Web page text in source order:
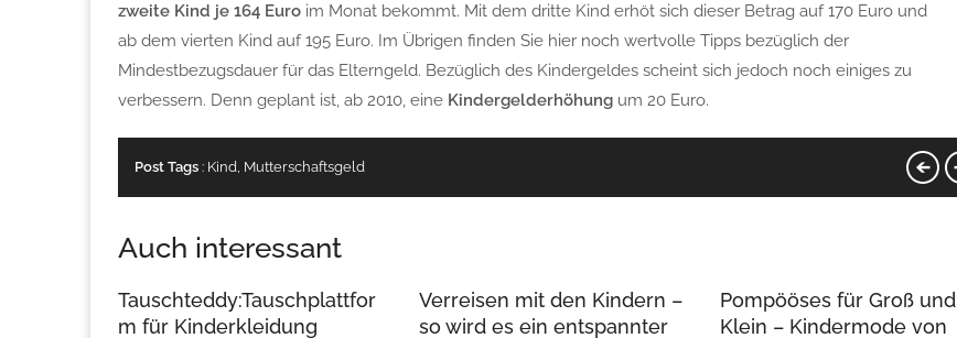
zweite Kind je 164 Euro im Monat bekommt. Mit dem dritte Kind erhöt sich dieser Betrag auf 170 Euro und
ab dem vierten Kind auf 195 Euro. Im Übrigen finden Sie hier noch wertvolle Tipps bezüglich der
Mindestbezugsdauer für das Elterngeld. Bezüglich des Kindergeldes scheint sich jedoch noch einiges zu
verbessern. Denn geplant ist, ab 2010, eine Kindergelderhöhung um 20 Euro.
Post Tags : Kind, Mutterschaftsgeld
Auch interessant
Tauschteddy:Tauschplattfor
m für Kinderkleidung
Verreisen mit den Kindern –
so wird es ein entspannter
Pompööses für Groß und
Klein – Kindermode von